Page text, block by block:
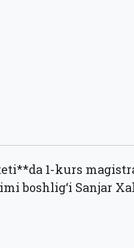
1-kurs
boshlig‘i Sanjar